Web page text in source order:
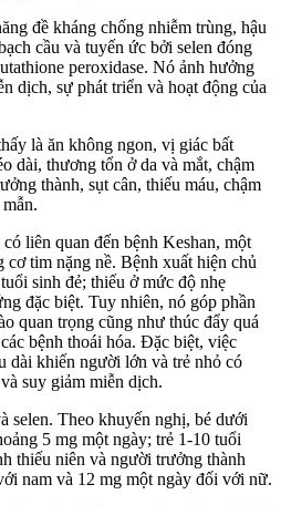
đề kháng chống nhiễm trùng, hậu
cầu và tuyến ức bởi selen đóng
peroxidase. Nó ảnh hưởng
dịch, sự phát triển và hoạt động của
là ăn không ngon, vị giác bất
dài, thương tổn ở da và mắt, chậm
thành, sụt cân, thiếu máu, chậm
liên quan đến bệnh Keshan, một
tim nặng nề. Bệnh xuất hiện chủ
sinh đẻ; thiếu ở mức độ nhẹ
đặc biệt. Tuy nhiên, nó góp phần
quan trọng cũng như thúc đẩy quá
bệnh thoái hóa. Đặc biệt, việc
dài khiến người lớn và trẻ nhỏ có
suy giảm miễn dịch.
selen. Theo khuyến nghị, bé dưới
5 mg một ngày; trẻ 1-10 tuổi
thiếu niên và người trưởng thành
nam và 12 mg một ngày đối với nữ.